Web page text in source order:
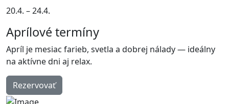
20.4. – 24.4.
Aprílové termíny
Apríl je mesiac farieb, svetla a dobrej nálady — ideálny
na aktívne dni aj relax.
Rezervovať